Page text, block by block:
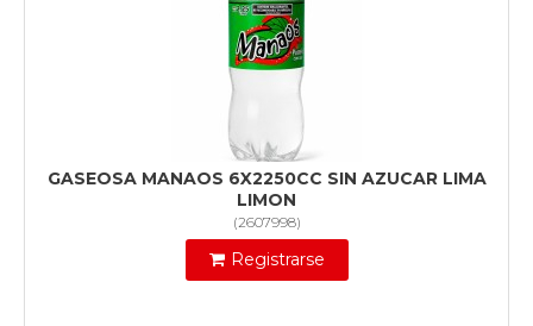
GASEOSA MANAOS 6X2250CC SIN AZUCAR LIMA
LIMON
(2607998)
Registrarse